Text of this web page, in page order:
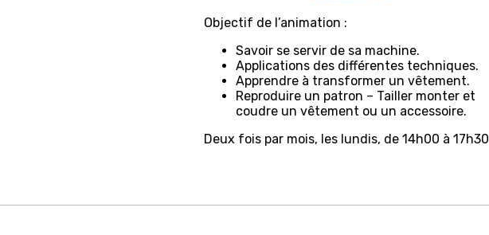
Objectif de l’animation :
Savoir se servir de sa machine.
Applications des différentes techniques.
Apprendre à transformer un vêtement.
Reproduire un patron – Tailler monter et
coudre un vêtement ou un accessoire.
Deux fois par mois, les lundis, de 14h00 à 17h30